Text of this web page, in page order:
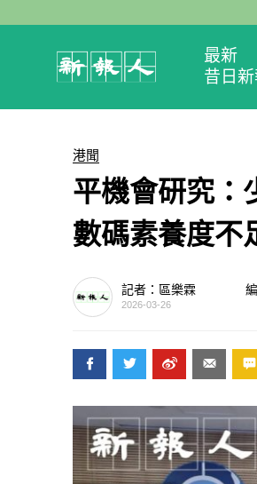
最新
昔日
港聞
平機會研究
數碼素養度不
記者：區樂霖
2026-03-26